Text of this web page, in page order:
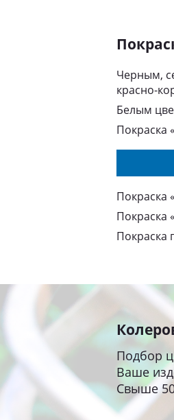
Черным,
красно-
Белым
Покраска
Покраска
Покраска
Подбор
Ваше
Свыше